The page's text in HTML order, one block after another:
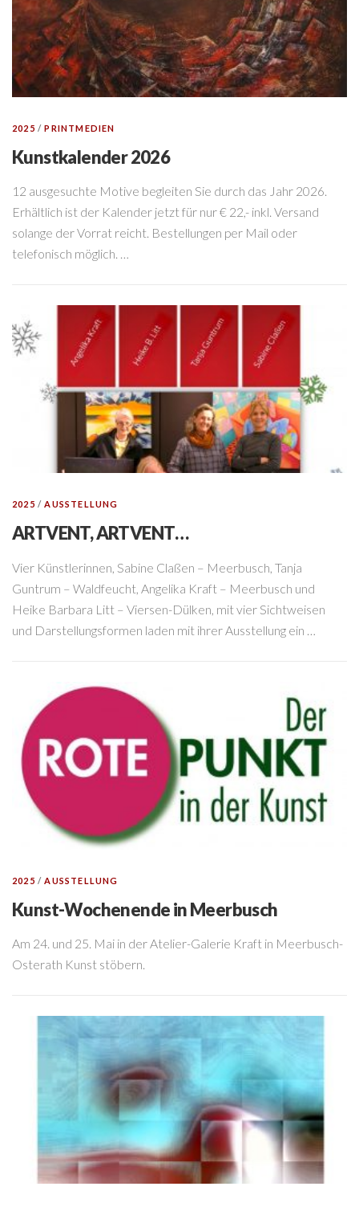
2025 /PRINTMEDIEN
Kunstkalender 2026
12 ausgesuchte Motive begleiten Sie durch das Jahr 2026.
Erhältlich ist der Kalender jetzt für nur € 22,- inkl. Versand
solange der Vorrat reicht. Bestellungen per Mail oder
telefonisch möglich. …
2025 /AUSSTELLUNG
ARTVENT, ARTVENT…
Vier Künstlerinnen, Sabine Claßen – Meerbusch, Tanja
Guntrum – Waldfeucht, Angelika Kraft – Meerbusch und
Heike Barbara Litt – Viersen-Dülken, mit vier Sichtweisen
und Darstellungsformen laden mit ihrer Ausstellung ein …
2025 / AUSSTELLUNG
Kunst-Wochenende in Meerbusch
Am 24. und 25. Mai in der Atelier-Galerie Kraft in Meerbusch-
Osterath Kunst stöbern.